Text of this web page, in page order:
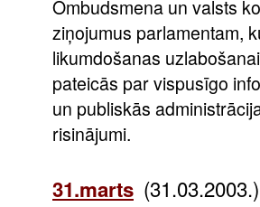
Ombudsmena un valsts
ziņojumus parlamentam,
likumdošanas
pateicās par vispusīgo
un publiskās
risinājumi.
31.marts (31.03.2003.)